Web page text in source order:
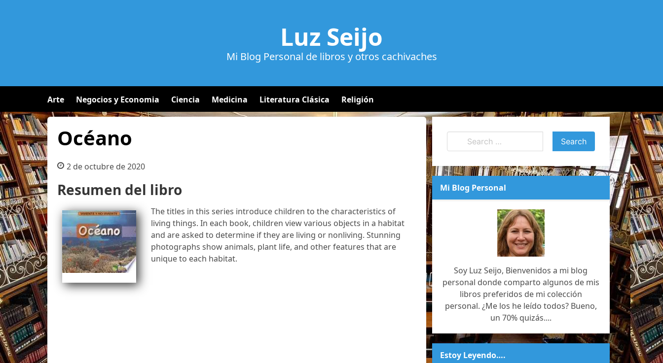
Luz Seijo
Mi Blog Personal de libros y otros cachivaches
Arte Negocios y Economia Ciencia Medicina Literatura Clásica Religión
Océano
2 de octubre de 2020
Resumen del libro
The titles in this series introduce children to the characteristics of
living things. In each book, children view various objects in a habitat
and are asked to determine if they are living or nonliving. Stunning
photographs show animals, plant life, and other features that are
unique to each habitat.
Mi Blog Personal
Soy Luz Seijo, Bienvenidos a mi blog
personal donde comparto algunos de mis
libros preferidos de mi colección
personal. ¿Me los he leído todos? Bueno,
un 70% quizás....
Estoy Leyendo….